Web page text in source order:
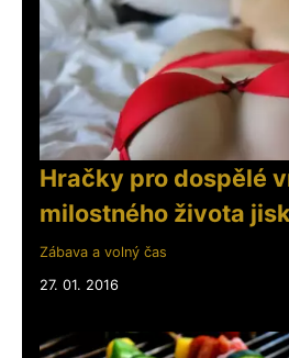
Hračky pro dospělé
milostného života
Zábava a volný čas
27. 01. 2016